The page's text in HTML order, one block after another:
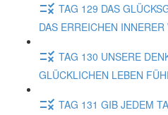
TAG 129 DAS
DAS ERREICHEN
TAG 130 UNSERE
GLÜCKLICHEN LEBEN
TAG 131 GIB JEDEM